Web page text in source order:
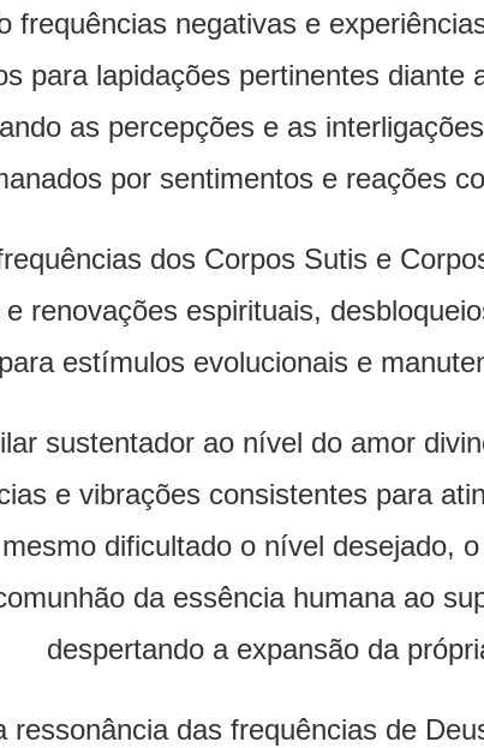
frequências negativas e
para lapidações pertinentes diante
as percepções e as
por sentimentos e reações
dos Corpos Sutis e
renovações espirituais,
estímulos evolucionais e
sustentador ao nível do amor
e vibrações consistentes para
dificultado o nível desejado,
da essência humana ao
despertando a expansão da
ressonância das frequências de